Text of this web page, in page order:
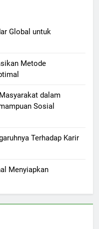
Global untuk
Metode
dalam
Sosial
Terhadap Karir
Menyiapkan